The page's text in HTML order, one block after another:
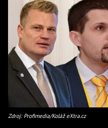
Zdroj: Profimedia/Koláž eXtra.cz